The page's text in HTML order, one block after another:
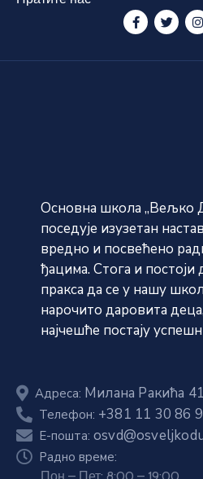
Основна школа „Вељко
поседује изузетан
вредно и посвећено
ђацима. Стога и
пракса да се у нашу
нарочито даровита деца,
најчешће постају
Адреса: Милана Ракића
Телефон: +381 11 30 86
E-пошта:
Радно време: